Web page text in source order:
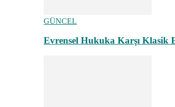
GÜNCEL
Evrensel Hukuka Karşı Klasik